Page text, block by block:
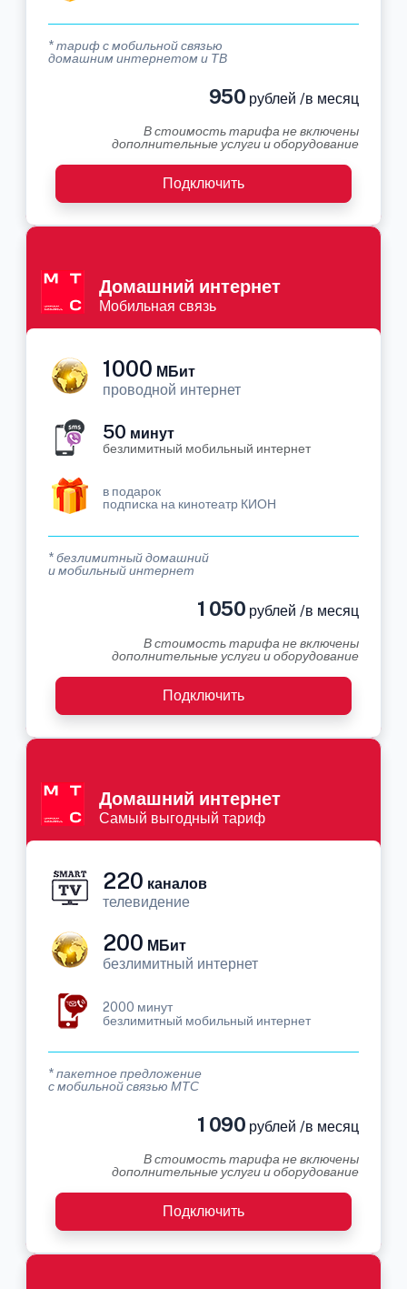
* тариф с мобильной связью
домашним интернетом и ТВ
950 рублей /в месяц
В стоимость тарифа не включены
дополнительные услуги и оборудование
Подключить
Домашний интернет
Мобильная связь
1000 МБит
проводной интернет
50 минут
безлимитный мобильный интернет
в подарок
подписка на кинотеатр КИОН
* безлимитный домашний
и мобильный интернет
1 050 рублей /в месяц
В стоимость тарифа не включены
дополнительные услуги и оборудование
Подключить
Домашний интернет
Самый выгодный тариф
220 каналов
телевидение
200 МБит
безлимитный интернет
2000 минут
безлимитный мобильный интернет
* пакетное предложение
с мобильной связью МТС
1 090 рублей /в месяц
В стоимость тарифа не включены
дополнительные услуги и оборудование
Подключить